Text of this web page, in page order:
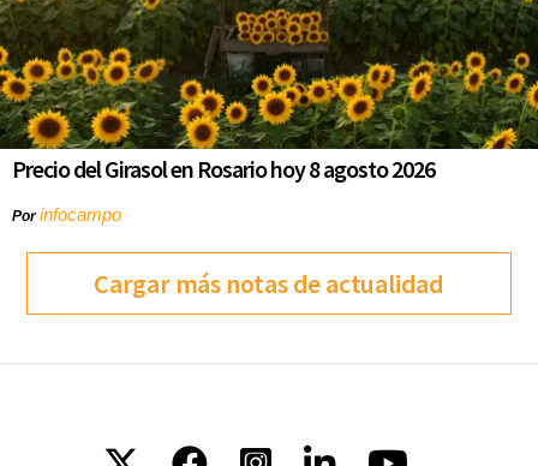
Precio del Girasol en Rosario hoy 8 agosto 2026
Porinfocampo
Cargar más notas de actualidad